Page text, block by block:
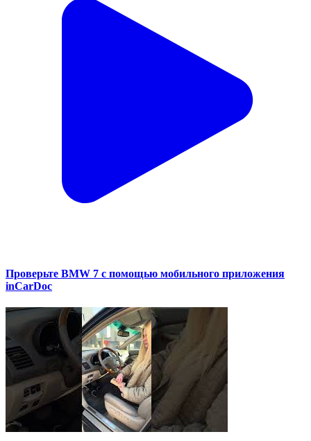
Проверьте BMW 7 с помощью мобильного приложения
inCarDoc